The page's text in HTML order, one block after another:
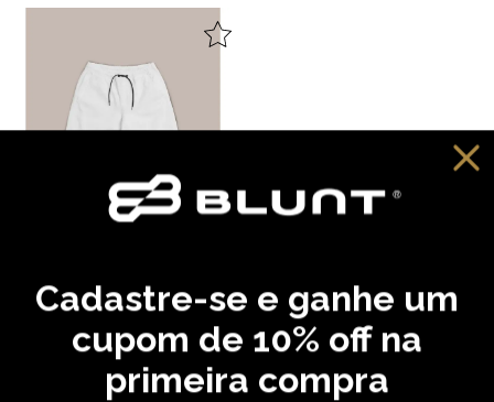
R$ 279,99 R$ 149,99
2‌x de R$ 74,99 46,43 % OFF
Cadastre-se e ganhe um
cupom de 10% off na
primeira compra